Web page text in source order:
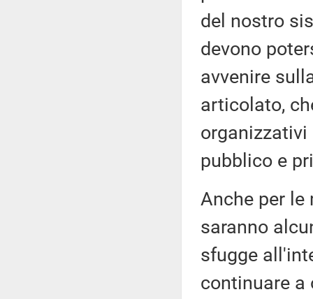
del nostro
devono
avvenire
articolato,
pubblico e
Anche per
saranno
sfugge
continuare a